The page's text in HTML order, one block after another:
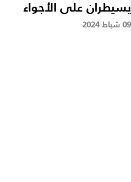
يسيطران على الأجواء
09 شباط 2024